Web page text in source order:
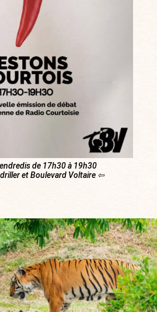
de 17h30 à 19h30
et Boulevard Voltaire ⇦